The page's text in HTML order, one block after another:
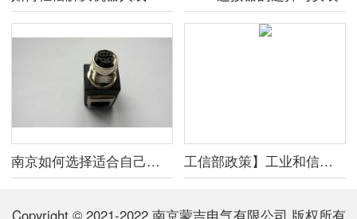
南京如何选择适合自己的连接器 工信部政策】工业和信息化部关于印发《工业控制系统信息安全防护能力评估工
Copyright © 2021-2022 南京蒙吉电气有限公司 版权所有